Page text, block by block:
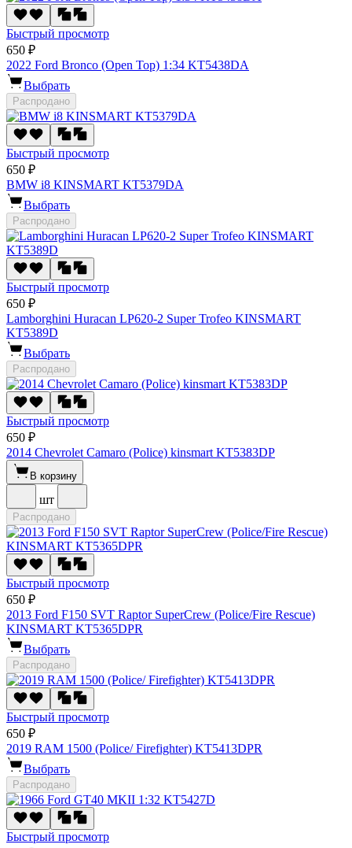
Быстрый просмотр
650 ₽
2022 Ford Bronco (Open Top) 1:34 KT5438DA
Выбрать
Распродано
Быстрый просмотр
650 ₽
BMW i8 KINSMART KT5379DA
Выбрать
Распродано
Быстрый просмотр
650 ₽
Lamborghini Huracan LP620-2 Super Trofeo KINSMART
KT5389D
Выбрать
Распродано
Быстрый просмотр
650 ₽
2014 Chevrolet Camaro (Police) kinsmart KT5383DP
В корзину
шт
Распродано
Быстрый просмотр
650 ₽
2013 Ford F150 SVT Raptor SuperCrew (Police/Fire Rescue)
KINSMART KT5365DPR
Выбрать
Распродано
Быстрый просмотр
650 ₽
2019 RAM 1500 (Police/ Firefighter) KT5413DPR
Выбрать
Распродано
Быстрый просмотр